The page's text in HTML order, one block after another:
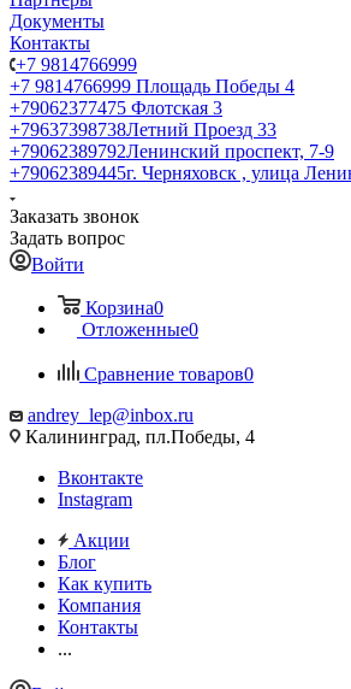
Документы
Контакты
+7 9814766999
+7 9814766999 Площадь Победы 4
+79062377475 Флотская 3
+79637398738Летний Проезд 33
+79062389792Ленинский проспект, 7-9
+79062389445г. Черняховск , улица
Заказать звонок
Задать вопрос
Войти
Корзина0
Отложенные0
Сравнение товаров0
andrey_lep@inbox.ru
Калининград, пл.Победы, 4
Вконтакте
Instagram
Акции
Блог
Как купить
Компания
Контакты
...